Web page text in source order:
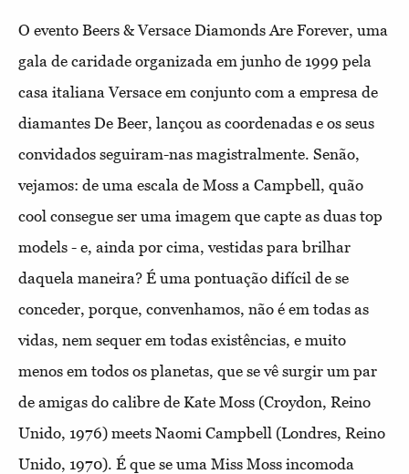
O evento Beers & Versace Diamonds Are Forever, uma
gala de caridade organizada em junho de 1999 pela
casa italiana Versace em conjunto com a empresa de
diamantes De Beer, lançou as coordenadas e os seus
convidados seguiram-nas magistralmente. Senão,
vejamos: de uma escala de Moss a Campbell, quão
cool consegue ser uma imagem que capte as duas top
models - e, ainda por cima, vestidas para brilhar
daquela maneira? É uma pontuação difícil de se
conceder, porque, convenhamos, não é em todas as
vidas, nem sequer em todas existências, e muito
menos em todos os planetas, que se vê surgir um par
de amigas do calibre de Kate Moss (Croydon, Reino
Unido, 1976) meets Naomi Campbell (Londres, Reino
Unido, 1970). É que se uma Miss Moss incomoda